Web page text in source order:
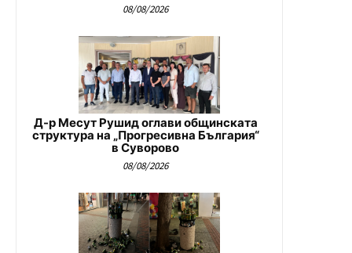
08/08/2026
Д-р Месут Рушид оглави общинската
структура на „Прогресивна България“
в Суворово
08/08/2026